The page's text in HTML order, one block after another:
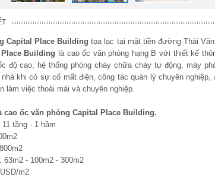
Capital Place Building tọa lạc tại mặt tiền đườngThái
Building là cao ốc văn phòng hạng B với thiết kế
độ cao, hệ thống phòng cháy chữa cháy tự động, máy
nhà khi có sự cố mất điện, công tác quản lý chuyên
làm việc thoải mái và chuyên nghiệp.
cao ốc văn phòng Capital Place Building.
tầng - 1 hầm
63m2 - 100m2 - 300m2
m2